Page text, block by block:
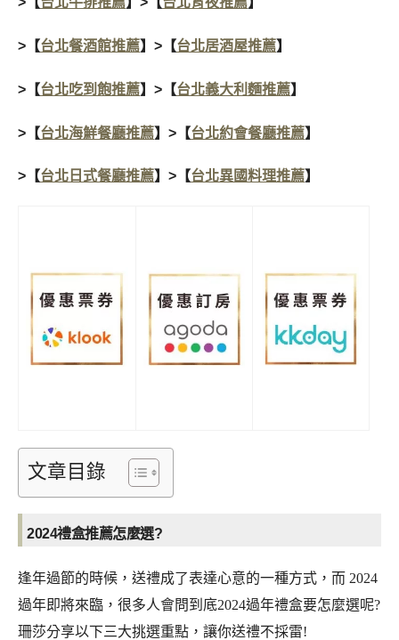
>【台北餐酒館推薦】>【台北居酒屋推薦】
>【台北吃到飽推薦】>【台北義大利麵推薦】
>【台北海鮮餐廳推薦】>【台北約會餐廳推薦】
>【台北日式餐廳推薦】>【台北異國料理推薦】
文章目錄
2024禮盒推薦怎麼選?
逢年過節的時候，送禮成了表達心意的一種方式，而 2024
過年即將來臨，很多人會問到底2024過年禮盒要怎麼選呢?
珊莎分享以下三大挑選重點，讓你送禮不採雷!